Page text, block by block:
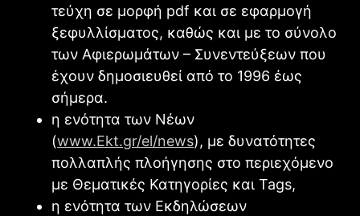
τεύχη σε μορφή pdf και σε εφαρμογή
ξεφυλλίσματος, καθώς και με το σύνολο
των Αφιερωμάτων – Συνεντεύξεων που
έχουν δημοσιευθεί από το 1996 έως
σήμερα.
η ενότητα των Νέων
(www.Εkt.gr/el/news), με δυνατότητες
πολλαπλής πλοήγησης στο περιεχόμενο
με Θεματικές Κατηγορίες και Tags,
η ενότητα των Εκδηλώσεων